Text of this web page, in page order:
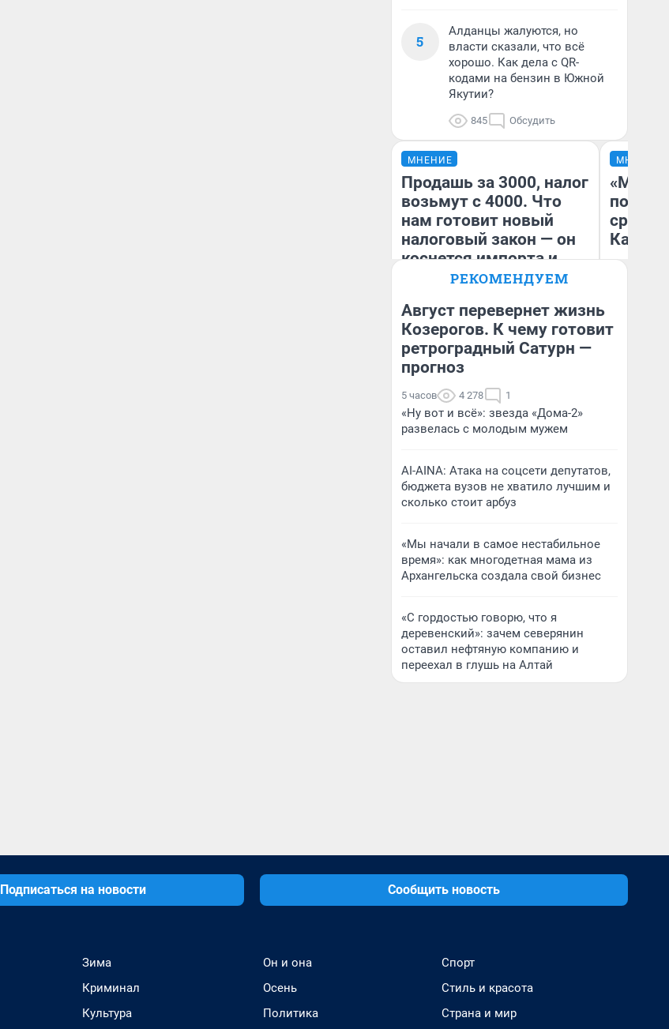
5
Алданцы жалуются, но
власти сказали, что всё
хорошо. Как дела с QR-
кодами на бензин в Южной
Якутии?
845 Обсудить
МНЕНИЕ
Продашь за 3000, налог
возьмут с 4000. Что
нам готовит новый
налоговый закон — он
коснется импорта и
даже репетиторов
Анастасия Завгородняя
МНЕНИЕ
РЕКОМЕНДУЕМ
Август перевернет жизнь
Козерогов. К чему готовит
ретроградный Сатурн —
прогноз
5 часов 4 278 1
«Ну вот и всё»: звезда «Дома-2»
развелась с молодым мужем
AI-AINA: Атака на соцсети депутатов,
бюджета вузов не хватило лучшим и
сколько стоит арбуз
«Мы начали в самое нестабильное
время»: как многодетная мама из
Архангельска создала свой бизнес
«С гордостью говорю, что я
деревенский»: зачем северянин
оставил нефтяную компанию и
переехал в глушь на Алтай
Подписаться на новости Сообщить новость
Зима
Криминал
Культура
Он и она
Осень
Политика
Спорт
Стиль и красота
Страна и мир